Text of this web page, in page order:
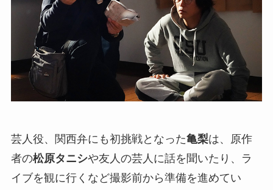
芸人役、関西弁にも初挑戦となった亀梨は、原作
者の松原タニシや友人の芸人に話を聞いたり、ラ
イブを観に行くなど撮影前から準備を進めてい